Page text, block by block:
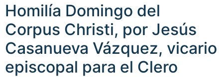
Homilía Domingo del
Corpus Christi, por Jesús
Casanueva Vázquez, vicario
episcopal para el Clero